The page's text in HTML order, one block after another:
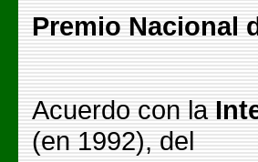
Premio Nacional
Acuerdo con la
(en 1992), del